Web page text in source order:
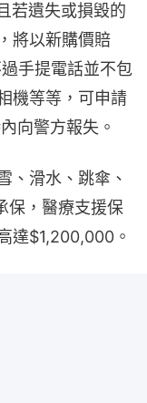
若遺失或損毀的
將以新購價賠
手提電話並不包
機等等，可申請
向警方報失。
、滑水、跳傘、
保，醫療支援保
達$1,200,000。